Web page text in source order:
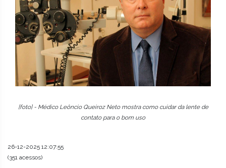
[foto] - Médico Leôncio Queiroz Neto mostra como cuidar da lente de
contato para o bom uso
26-12-2025 12:07:55
(351 acessos)